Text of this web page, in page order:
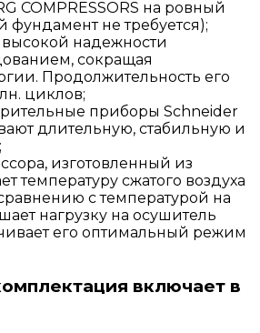
COMPRESSORS на ровный
фундамент не требуется);
надежности
сокращая
Продолжительность его
циклов;
приборы Schneider
длительную, стабильную и
изготовленный из
температуру сжатого воздуха
с температурой на
нагрузку на осушитель
его оптимальный режим
включает в